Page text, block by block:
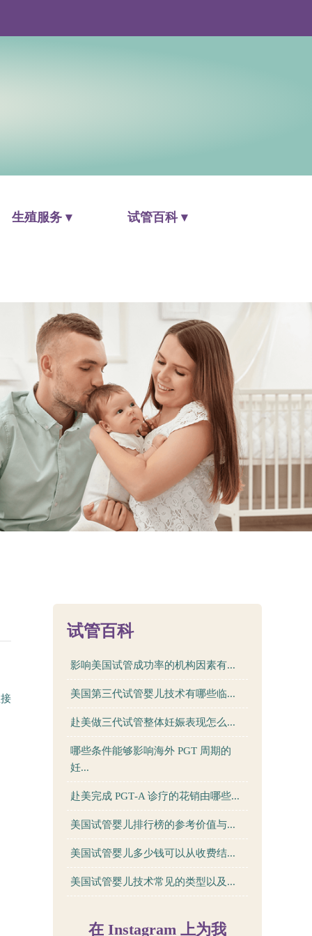
生殖服务 ▾ 试管百科 ▾
试管百科
影响美国试管成功率的机构因素有...
美国第三代试管婴儿技术有哪些临...
赴美做三代试管整体妊娠表现怎么...
哪些条件能够影响海外 PGT 周期的
妊...
赴美完成 PGT‑A 诊疗的花销由哪些...
美国试管婴儿排行榜的参考价值与...
美国试管婴儿多少钱可以从收费结...
美国试管婴儿技术常见的类型以及...
在 Instagram 上为我